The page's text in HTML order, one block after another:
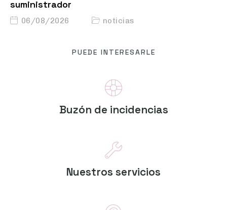
suministrador
06/08/2026 noticias
PUEDE INTERESARLE
Buzón de incidencias
Nuestros servicios